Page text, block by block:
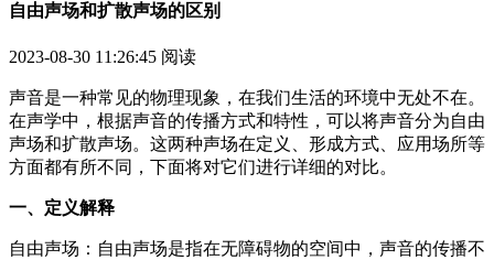
自由声场和扩散声场的区别
2023-08-30 11:26:45 阅读
声音是一种常见的物理现象，在我们生活的环境中无处不在。
在声学中，根据声音的传播方式和特性，可以将声音分为自由
声场和扩散声场。这两种声场在定义、形成方式、应用场所等
方面都有所不同，下面将对它们进行详细的对比。
一、定义解释
自由声场：自由声场是指在无障碍物的空间中，声音的传播不